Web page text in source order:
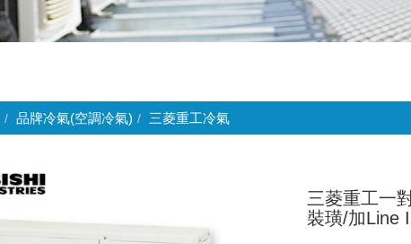
品牌冷氣(空調冷氣) 三菱重工冷氣
三菱重工一
裝璜/加Line